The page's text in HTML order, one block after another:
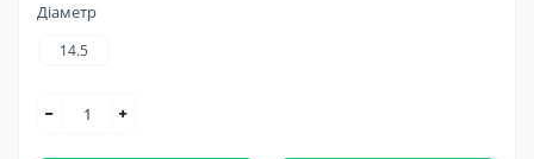
Діаметр
14.5